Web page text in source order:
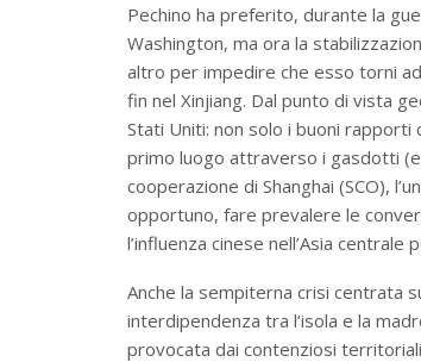
Pechino ha preferito, durante la
Washington, ma ora la
altro per impedire che esso torni
fin nel Xinjiang. Dal punto di vista
Stati Uniti: non solo i buoni rapporti
primo luogo attraverso i gasdotti
cooperazione di Shanghai (SCO),
opportuno, fare prevalere le
l’influenza cinese nell’Asia
Anche la sempiterna crisi centrata
interdipendenza tra l‘isola e la
provocata dai contenziosi